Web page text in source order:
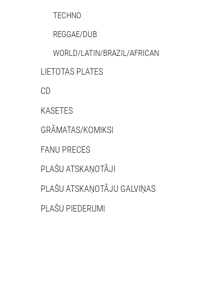
TECHNO
REGGAE/DUB
WORLD/LATIN/BRAZIL/AFRICAN
LIETOTAS PLATES
CD
KASETES
GRĀMATAS/KOMIKSI
FANU PRECES
PLAŠU ATSKAŅOTĀJI
PLAŠU ATSKAŅOTĀJU GALVIŅAS
PLAŠU PIEDERUMI